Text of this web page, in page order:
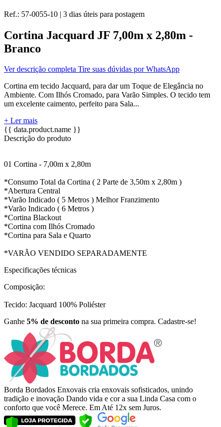
Ref.: 57-0055-10 | 3 dias úteis para postagem
Cortina Jacquard JF 7,00m x 2,80m -
Branco
Ver descrição completa Tire suas dúvidas por WhatsApp
Cortina em tecido Jacquard, para dar um Toque de Elegância no
Ambiente. Com Ilhós Cromado, para Varão Simples. O tecido tem
um excelente caimento, perfeito para Sala...
+ Ler mais
{{ data.product.name }}
Descrição do produto
01 Cortina - 7,00m x 2,80m
*Consumo Total da Cortina ( 2 Parte de 3,50m x 2,80m )
*Abertura Central
*Varão Indicado ( 5 Metros ) Melhor Franzimento
*Varão Indicado ( 6 Metros )
*Cortina Blackout
*Cortina com Ilhós Cromado
*Cortina para Sala e Quarto
*VARÃO VENDIDO SEPARADAMENTE
Especificações técnicas
Composição:
Tecido: Jacquard 100% Poliéster
Ganhe 5% de desconto na sua primeira compra. Cadastre-se!
Borda Bordados Enxovais cria enxovais sofisticados, unindo
tradição e inovação Dando vida e cor a sua Linda Casa com o
conforto que você Merece. Em Até 12x sem Juros.